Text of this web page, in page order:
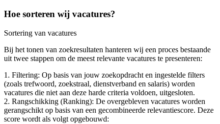
Hoe sorteren wij vacatures?
Sortering van vacatures
Bij het tonen van zoekresultaten hanteren wij een proces bestaande
uit twee stappen om de meest relevante vacatures te presenteren:
1. Filtering: Op basis van jouw zoekopdracht en ingestelde filters
(zoals trefwoord, zoekstraal, dienstverband en salaris) worden
vacatures die niet aan deze harde criteria voldoen, uitgesloten.
2. Rangschikking (Ranking): De overgebleven vacatures worden
gerangschikt op basis van een gecombineerde relevantiescore. Deze
score wordt als volgt opgebouwd: